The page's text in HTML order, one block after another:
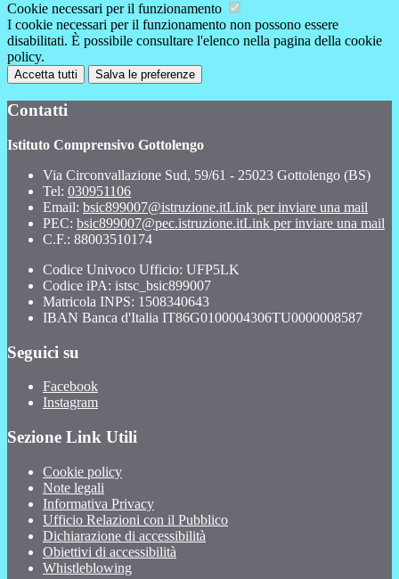
Cookie necessari per il funzionamento
I cookie necessari per il funzionamento non possono essere
disabilitati. È possibile consultare l'elenco nella pagina della cookie
policy.
Accetta tutti Salva le preferenze
Contatti
Istituto Comprensivo Gottolengo
Via Circonvallazione Sud, 59/61 - 25023 Gottolengo (BS)
Tel: 030951106
Email: bsic899007@istruzione.itLink per inviare una mail
PEC: bsic899007@pec.istruzione.itLink per inviare una mail
C.F.: 88003510174
Codice Univoco Ufficio: UFP5LK
Codice iPA: istsc_bsic899007
Matricola INPS: 1508340643
IBAN Banca d'Italia IT86G0100004306TU0000008587
Seguici su
Facebook
Instagram
Sezione Link Utili
Cookie policy
Note legali
Informativa Privacy
Ufficio Relazioni con il Pubblico
Dichiarazione di accessibilità
Obiettivi di accessibilità
Whistleblowing